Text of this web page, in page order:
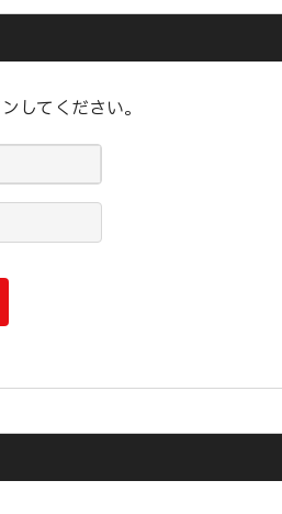
してください。